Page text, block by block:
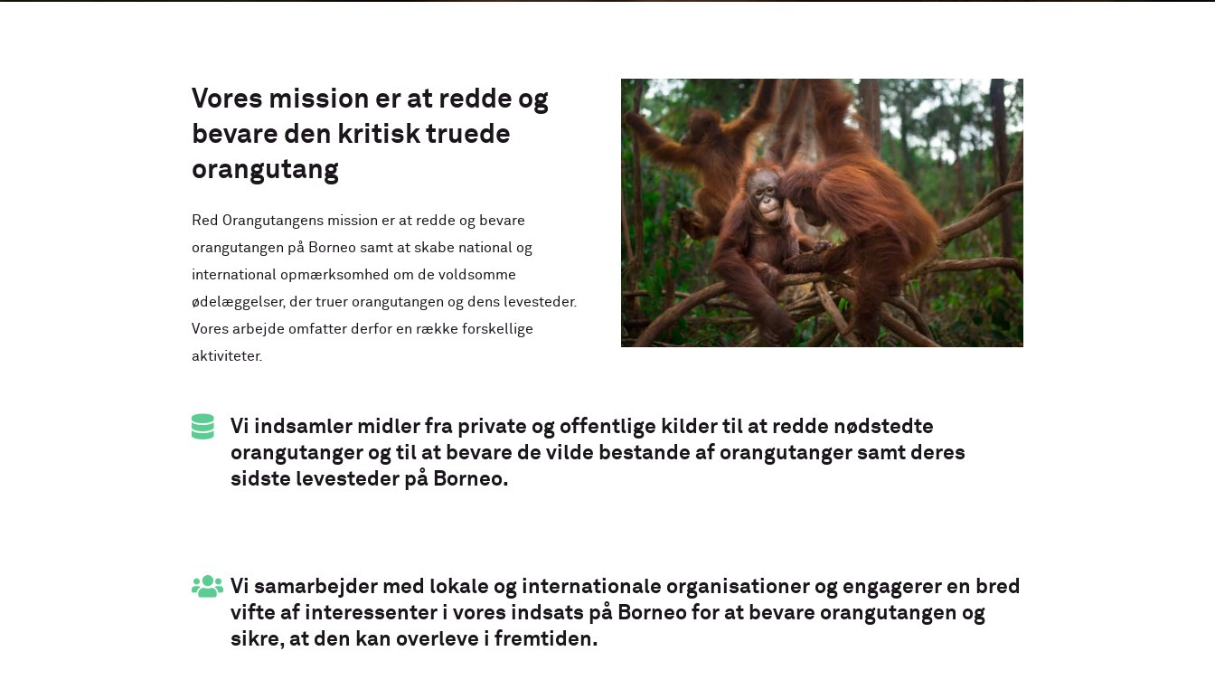
Vores mission er at redde og
bevare den kritisk truede
orangutang
Red Orangutangens mission er at redde og bevare
orangutangen på Borneo samt at skabe national og
international opmærksomhed om de voldsomme
ødelæggelser, der truer orangutangen og dens levesteder.
Vores arbejde omfatter derfor en række forskellige
aktiviteter.
Vi indsamler midler fra private og offentlige kilder til at redde nødstedte
orangutanger og til at bevare de vilde bestande af orangutanger samt deres
sidste levesteder på Borneo.
Vi samarbejder med lokale og internationale organisationer og engagerer en bred
vifte af interessenter i vores indsats på Borneo for at bevare orangutangen og
sikre, at den kan overleve i fremtiden.